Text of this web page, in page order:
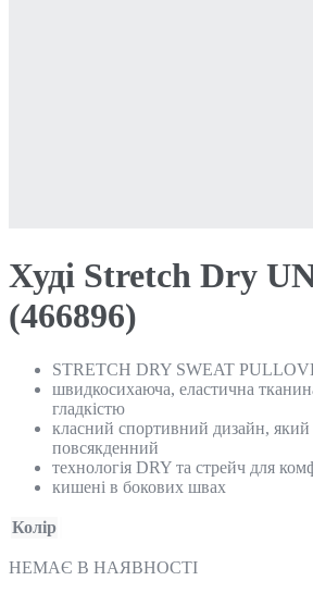
Худі Stretch Dry
(466896)
STRETCH DRY SWEAT
швидкосихаюча, еластична
гладкістю
класний спортивний дизайн, який
повсякденний
технологія DRY та стрейч для
кишені в бокових швах
Колір
НЕМАЄ В НАЯВНОСТІ